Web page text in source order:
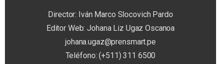
Director: Iván Marco Slocovich Pardo
Editor Web: Johana Liz Ugaz Oscanoa
johana.ugaz@prensmart.pe
Teléfono: (+511) 311 6500